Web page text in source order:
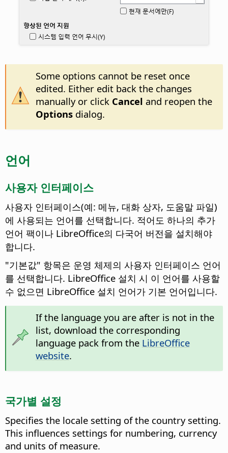
Some options cannot be reset once
edited. Either edit back the changes
manually or click Cancel and reopen the
Optionsdialog.
언어
사용자 인터페이스
사용자 인터페이스(예: 메뉴, 대화 상자, 도움말 파일)
에 사용되는 언어를 선택합니다. 적어도 하나의 추가
언어 팩이나 LibreOffice의 다국어 버전을 설치해야
합니다.
"기본값" 항목은 운영 체제의 사용자 인터페이스 언어
를 선택합니다. LibreOffice 설치 시 이 언어를 사용할
수 없으면 LibreOffice 설치 언어가 기본 언어입니다.
If the language you are after is not in the
list, download the corresponding
language pack from the LibreOffice
website.
국가별 설정
Specifies the locale setting of the country setting.
This influences settings for numbering, currency
and units of measure.